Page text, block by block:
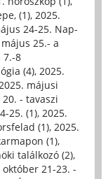
(1), 2025.
24-25. Nap-
25.- a
7.-8
(4), 2025.
májusi
- tavaszi
25. (1), 2025.
(1), 2025.
(1),
találkozó (2),
október 21-23. -